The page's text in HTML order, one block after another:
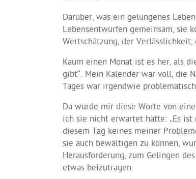
Darüber, was ein gelungenes
Lebensentwürfen gemeinsam, sie
Wertschätzung, der
Kaum einen Monat ist es her, als
gibt“. Mein Kalender war voll, die
Tages war irgendwie
Da wurde mir diese Worte von
ich sie nicht erwartet hätte: „Es ist
diesem Tag keines meiner
sie auch bewältigen zu können,
Herausforderung, zum Gelingen
etwas beizutragen.